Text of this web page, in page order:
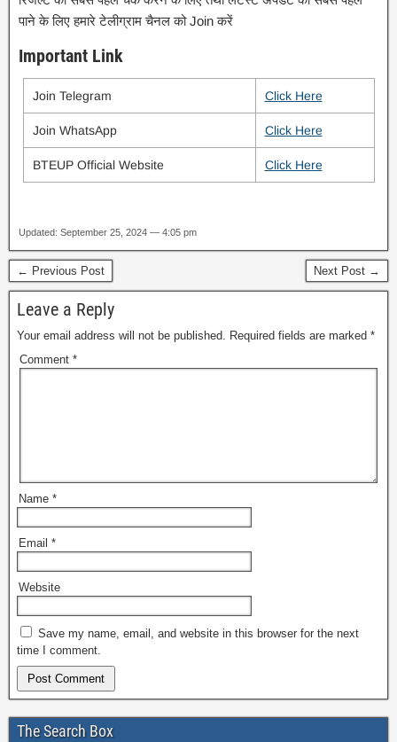
पाने के लिए हमारे टेलीग्राम चैनल को Join करें
Important Link
Join Telegram Click Here
Join WhatsApp Click Here
BTEUP Official Website Click Here
Updated: September 25, 2024 — 4:05 pm
← Previous Post Next Post →
Leave a Reply
Your email address will not be published. Required fields are marked *
Comment *
Name *
Email *
Website
Save my name, email, and website in this browser for the next
time I comment.
The Search Box